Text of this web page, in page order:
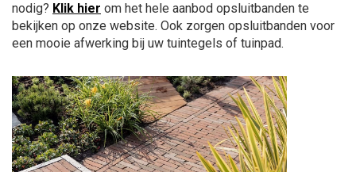
nodig? Klik hier om het hele aanbod opsluitbanden te
bekijken op onze website. Ook zorgen opsluitbanden voor
een mooie afwerking bij uw tuintegels of tuinpad.